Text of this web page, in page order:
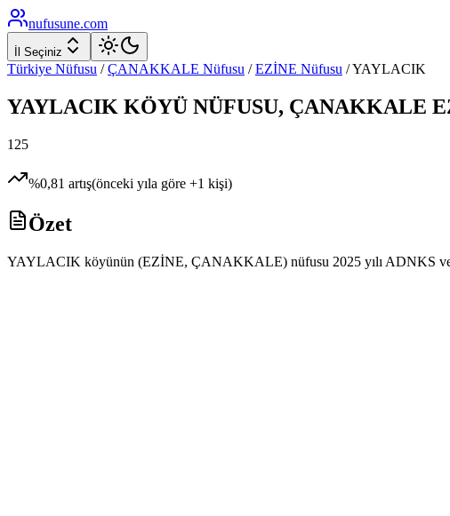
nufusune.com
İl Seçiniz
Türkiye Nüfusu / ÇANAKKALE Nüfusu / EZİNE Nüfusu /YAYLACIK
YAYLACIK KÖYÜ NÜFUSU, ÇANAKKALE
125
%0,81 artış(önceki yıla göre +1 kişi)
Özet
YAYLACIK köyünün (EZİNE, ÇANAKKALE) nüfusu 2025 yılı ADNKS